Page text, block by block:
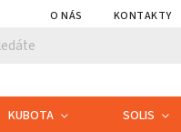
O NÁS KONTAKTY
KUBOTA SOLIS